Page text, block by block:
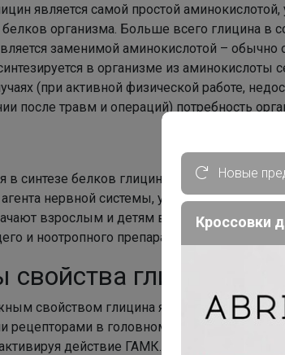
является самой простой
организма. Больше всего глицина в
заменимой аминокислотой – обычно
в организме из аминокислоты
(при активной физической работе,
после травм и операций) потребность
в синтезе белков глицин выполняет
нервной системы, увеличивающего
взрослым и детям в качестве мягко
и ноотропного препарата
глицина?
свойством глицина является его
рецепторами в головном и спинном мозге,
действие ГАМК. Это
Новые
Кроссовки